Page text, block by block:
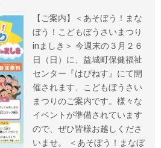
【ご案内】＜あそぼう！まな
ぼう！こどもぼうさいまつり
inましき＞ 今週末の３月２６
日（日）に、益城町保健福祉
センター『はぴねす』にて開
催されます、こどもぼうさい
まつりのご案内です。様々な
イベントが準備されています
ので、ぜひ皆様お越しくださ
いませ。 ＜あそぼう！まなぼ